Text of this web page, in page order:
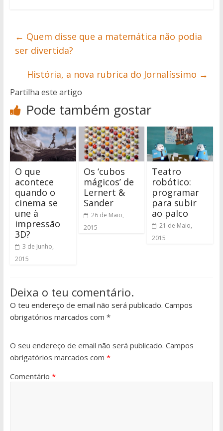
← Quem disse que a matemática não podia
ser divertida?
História, a nova rubrica do Jornalíssimo →
Partilha este artigo
Pode também gostar
O que
acontece
quando o
cinema se
une à
impressão
3D?
3 de Junho,
2015
Os ‘cubos
mágicos’ de
Lernert &
Sander
26 de Maio,
2015
Teatro
robótico:
programar
para subir
ao palco
21 de Maio,
2015
Deixa o teu comentário.
O teu endereço de email não será publicado. Campos
obrigatórios marcados com *
O seu endereço de email não será publicado. Campos
obrigatórios marcados com *
Comentário *